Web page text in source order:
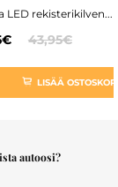
LED rekisterikilven...
43,95€
LISÄÄ
autoosi?